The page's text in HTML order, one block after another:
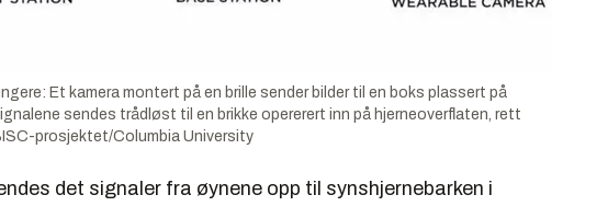
Et kamera montert på en brille sender bilder til en boks plassert på
sendes trådløst til en brikke opererert inn på hjerneoverflaten, rett
prosjektet/Columbia University
det signaler fra øynene opp til synshjernebarken i